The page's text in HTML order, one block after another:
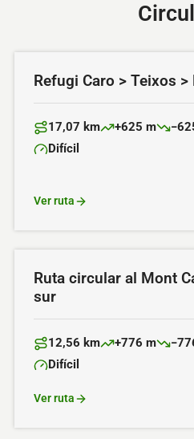
Refugi Caro > Teixos >
Distancia:
17,07 km
Desnivel positivo:
+625 m
Dificultad:
Difícil
Ver ruta
Ruta circular al Mont
sur
Distancia:
12,56 km
Desnivel positivo:
+776 m
Dificultad:
Difícil
Ver ruta